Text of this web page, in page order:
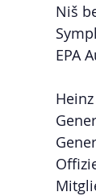
Niš
EPA